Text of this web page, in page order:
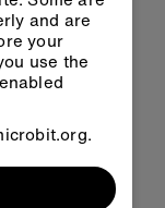
every
the
stride
this by the
distance
and are
your
use the